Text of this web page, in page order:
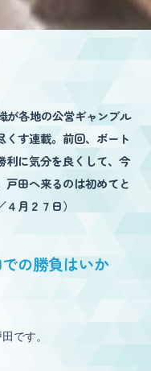
が各地の公営ギャンブル
くす連載。前回、ボート
利に気分を良くして、今
戸田へ来るのは初めてと
月２７日）
の勝負はいか
です。